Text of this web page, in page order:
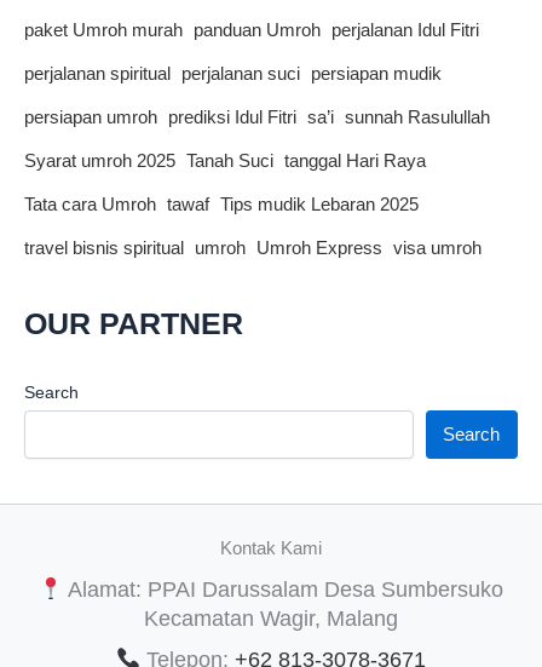
paket Umroh murah panduan Umroh perjalanan Idul Fitri
perjalanan spiritual perjalanan suci persiapan mudik
persiapan umroh prediksi Idul Fitri sa’i sunnah Rasulullah
Syarat umroh 2025 Tanah Suci tanggal Hari Raya
Tata cara Umroh tawaf Tips mudik Lebaran 2025
travel bisnis spiritual umroh Umroh Express visa umroh
OUR PARTNER
Search
Search
Kontak Kami
Alamat: PPAI Darussalam Desa Sumbersuko
Kecamatan Wagir, Malang
Telepon:+62 813-3078-3671